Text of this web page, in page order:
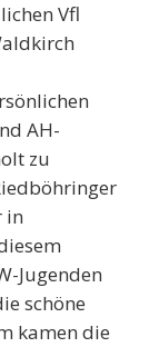
Vfl
AH-
zu
in
Jugenden
schöne
kamen die